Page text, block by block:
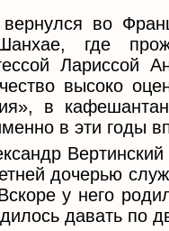
во
где
Лариссой
высоко
в
в эти годы
дочерью
у него
давать по